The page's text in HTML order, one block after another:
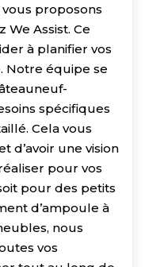
proposons
Assist. Ce
à planifier vos
Notre équipe se
spécifiques
Cela vous
d’avoir une vision
pour vos
pour des petits
d’ampoule à
nous
vos